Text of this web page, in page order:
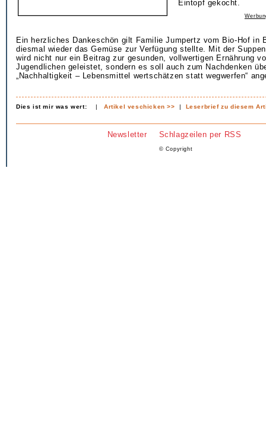
Eintopf gekocht.
Ein herzliches Dankeschön gilt Familie Jumpertz vom Bio-Hof in
diesmal wieder das Gemüse zur Verfügung stellte. Mit der
wird nicht nur ein Beitrag zur gesunden, vollwertigen Ernährung
Jugendlichen geleistet, sondern es soll auch zum Nachdenken
„Nachhaltigkeit – Lebensmittel wertschätzen statt wegwerfen“
Dies ist mir was wert: |Artikel veschicken >> | Leserbrief zu diesem
Newsletter Schlagzeilen per RSS
© Copyright